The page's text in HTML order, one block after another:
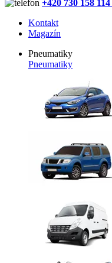
+420 730 158 114
Kontakt
Magazín
Pneumatiky
Pneumatiky